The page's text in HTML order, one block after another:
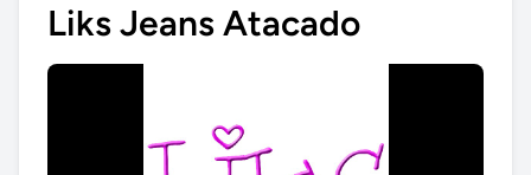
Liks Jeans Atacado